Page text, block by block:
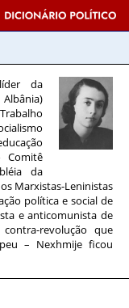
da
Comitê
da
Marxistas-Leninistas
política e social de
e anticomunista de
revolução que
– Nexhmije ficou